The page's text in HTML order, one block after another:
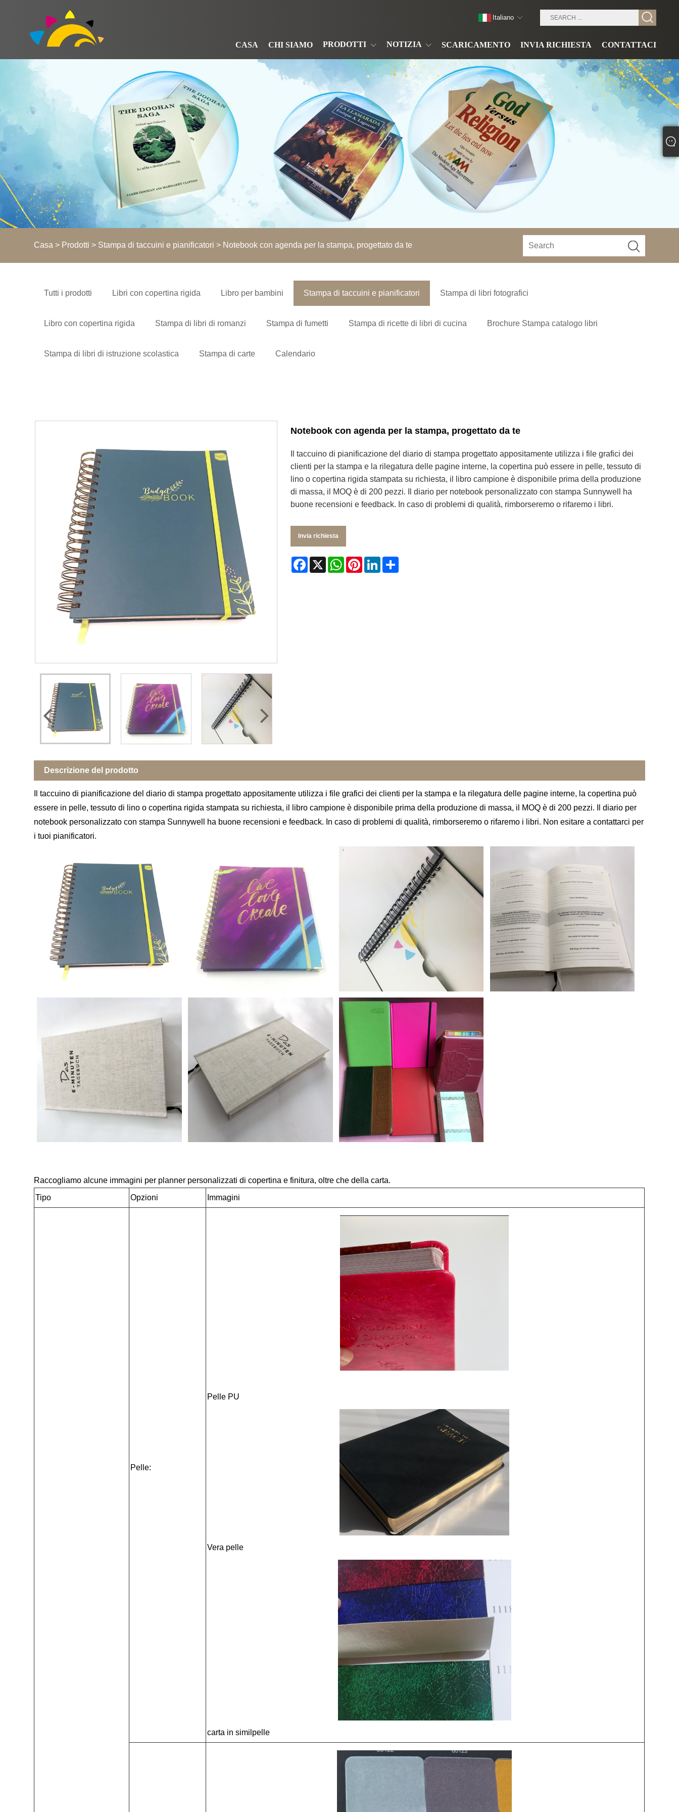
CASA CHI SIAMO PRODOTTI NOTIZIA SCARICAMENTO INVIA RICHIESTA CONTATTACI
Italiano
Casa > Prodotti > Stampa di taccuini e pianificatori > Notebook con agenda per la stampa, progettato da te
Tutti i prodotti Libri con copertina rigida Libro per bambini Stampa di taccuini e pianificatori Stampa di libri fotografici
Libro con copertina rigida Stampa di libri di romanzi Stampa di fumetti Stampa di ricette di libri di cucina Brochure Stampa catalogo libri
Stampa di libri di istruzione scolastica Stampa di carte Calendario
Notebook con agenda per la stampa, progettato da te
Il taccuino di pianificazione del diario di stampa progettato appositamente utilizza i file grafici dei
clienti per la stampa e la rilegatura delle pagine interne, la copertina può essere in pelle, tessuto di
lino o copertina rigida stampata su richiesta, il libro campione è disponibile prima della produzione
di massa, il MOQ è di 200 pezzi. Il diario per notebook personalizzato con stampa Sunnywell ha
buone recensioni e feedback. In caso di problemi di qualità, rimborseremo o rifaremo i libri.
Invia richiesta
Facebook
X WhatsApp
PinterestLinkedIn
Descrizione del prodotto
Il taccuino di pianificazione del diario di stampa progettato appositamente utilizza i file grafici dei clienti per la stampa e la rilegatura delle pagine interne, la copertina può
essere in pelle, tessuto di lino o copertina rigida stampata su richiesta, il libro campione è disponibile prima della produzione di massa, il MOQ è di 200 pezzi. Il diario per
notebook personalizzato con stampa Sunnywell ha buone recensioni e feedback. In caso di problemi di qualità, rimborseremo o rifaremo i libri. Non esitare a contattarci per
i tuoi pianificatori.
Raccogliamo alcune immagini per planner personalizzati di copertina e finitura, oltre che della carta.
Tipo
Opzioni Immagini
Pelle:
Pelle PU
Vera pelle
carta in similpelle